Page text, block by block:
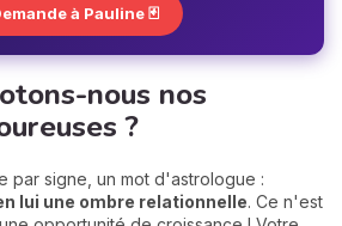
à Pauline 🃏
nous nos
?
par signe, un mot d'astrologue :
lui une ombre relationnelle. Ce n'est